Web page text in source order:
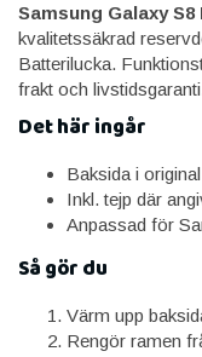
Samsung Galaxy
kvalitetssäkrad
Batterilucka.
frakt och
Det här ingår
Baksida i
Inkl. tejp där
Anpassad för
Så gör du
Värm upp
Rengör ramen